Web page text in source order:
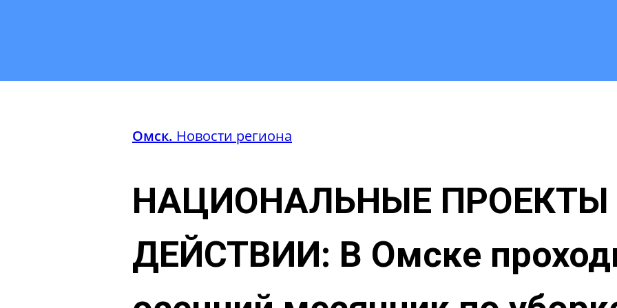
Омск. Новости региона
НАЦИОНАЛЬНЫЕ ПРОЕКТЫ
ДЕЙСТВИИ: В Омске